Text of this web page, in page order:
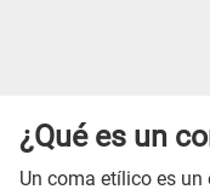
¿Qué es un
Un coma etílico es